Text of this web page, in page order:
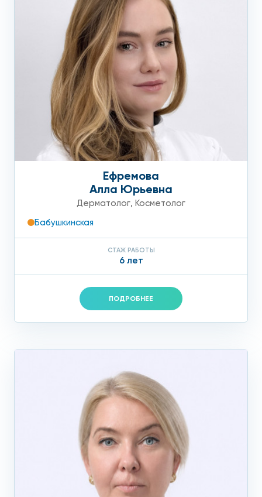
Ефремова
Алла Юрьевна
Дерматолог, Косметолог
Бабушкинская
СТАЖ РАБОТЫ
6 лет
ПОДРОБНЕЕ